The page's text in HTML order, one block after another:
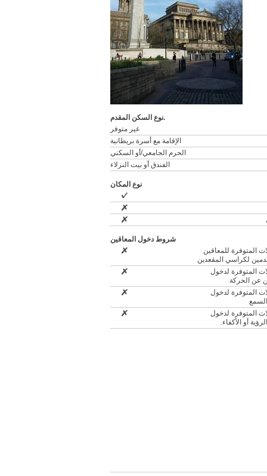
نوع السكن المقدم.
غير متوفر
الإقامة مع أسرة بريطانية
الحرم الجامعي/أو السكني
الفندق أو بيت النزلاء
نوع المكان
شروط دخول المعاقين
المتوفرة للمعاقين
لكراسي المقعدين
المتوفرة لدخول
عن الحركة
المتوفرة لدخول
المتوفرة لدخول
أو الأكفاء.